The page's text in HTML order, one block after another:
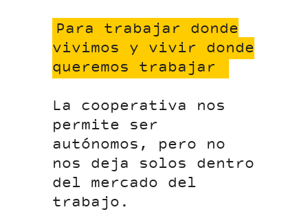
Para trabajar donde
vivimos y vivir donde
queremos trabajar
La cooperativa nos
permite ser
autónomos, pero no
nos deja solos dentro
del mercado del
trabajo.